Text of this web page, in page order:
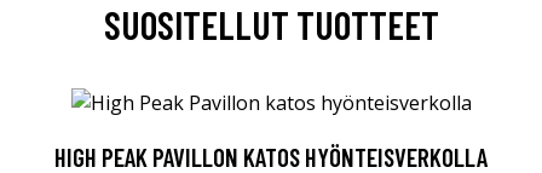
SUOSITELLUT TUOTTEET
HIGH PEAK PAVILLON KATOS HYÖNTEISVERKOLLA